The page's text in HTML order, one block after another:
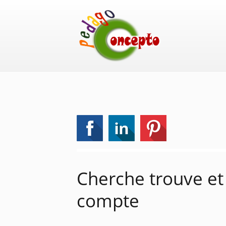
Cherche trouve et
compte